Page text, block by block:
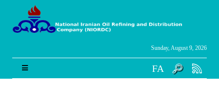
Sunday, August 9, 2026
FA